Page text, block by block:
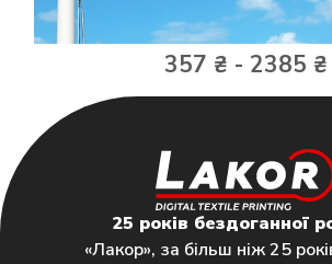
357 ₴ - 2385 ₴
25 років бездоганної
«Лакор», за більш ніж 25